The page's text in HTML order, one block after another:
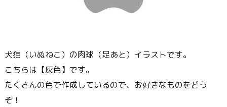
犬猫（いぬねこ）の肉球（足あと）イラストです。
こちらは【灰色】です。
たくさんの色で作成しているので、お好きなものをどう
ぞ！